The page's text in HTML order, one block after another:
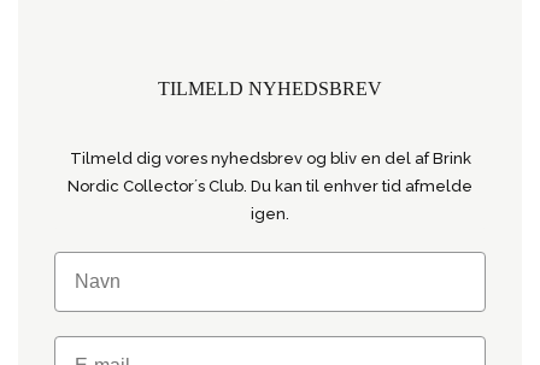
TILMELD NYHEDSBREV
Tilmeld dig vores nyhedsbrev og bliv en del af Brink
Nordic Collector´s Club. Du kan til enhver tid afmelde
igen.